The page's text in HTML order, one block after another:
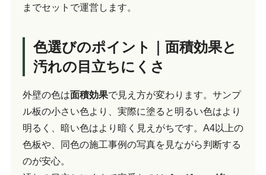
までセットで運営します。
色選びのポイント｜面積効果と
汚れの目立ちにくさ
外壁の色は面積効果で見え方が変わります。サンプ
ル板の小さい色より、実際に塗ると明るい色はより
明るく、暗い色はより暗く見えがちです。A4以上の
色板や、同色の施工事例の写真を見ながら判断する
のが安心。